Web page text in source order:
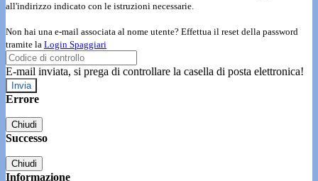
all'indirizzo indicato con le istruzioni necessarie.
Non hai una e-mail associata al nome utente? Effettua il reset della password
tramite la Login Spaggiari
E-mail inviata, si prega di controllare la casella di posta elettronica!
Errore
Chiudi
Successo
Chiudi
Informazione